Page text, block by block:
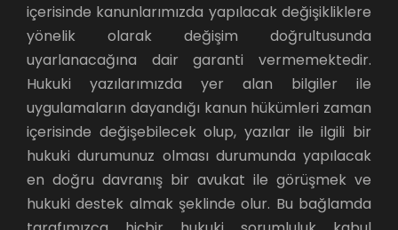
içerisinde kanunlarımızda yapılacak değişikliklere
yönelik olarak değişim doğrultusunda
uyarlanacağına dair garanti vermemektedir.
Hukuki yazılarımızda yer alan bilgiler ile
uygulamaların dayandığı kanun hükümleri zaman
içerisinde değişebilecek olup, yazılar ile ilgili bir
hukuki durumunuz olması durumunda yapılacak
en doğru davranış bir avukat ile görüşmek ve
hukuki destek almak şeklinde olur. Bu bağlamda